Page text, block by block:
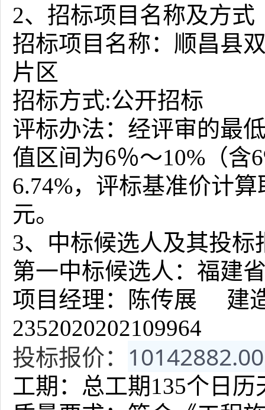
2、招标项目名称及方式
招标项目名称： 顺昌县
片区
招标方式:公开招标
评标办法：经评审的最
值区间为6％～10%（含
6.74%，评标基准价计
元。
3、中标候选人及其投标
第一中标候选人： 福建
项目经理：
陈传展 建
2352020202109964
投标报价：
工期：总工期135个日历